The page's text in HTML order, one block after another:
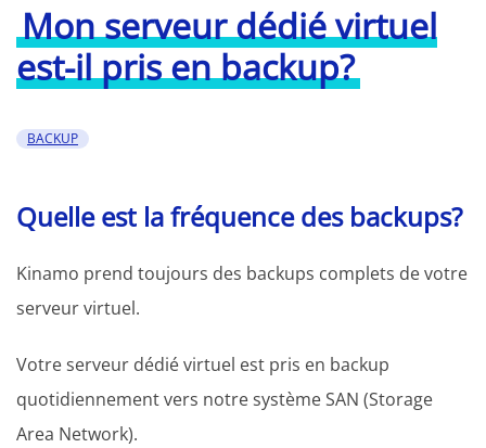
Mon serveur dédié virtuel
est-il pris en backup?
BACKUP
Quelle est la fréquence des backups?
Kinamo prend toujours des backups complets de votre
serveur virtuel.
Votre serveur dédié virtuel est pris en backup
quotidiennement vers notre système SAN (Storage
Area Network).